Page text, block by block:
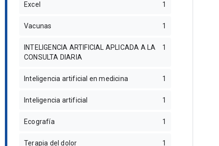
Excel 1
Vacunas 1
INTELIGENCIA ARTIFICIAL APLICADA A LA
CONSULTA DIARIA
1
Inteligencia artificial en medicina 1
Inteligencia artificial 1
Ecografía 1
Terapia del dolor 1